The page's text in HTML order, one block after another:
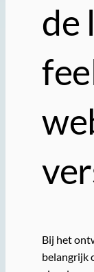
de
Bij het
belangrijk